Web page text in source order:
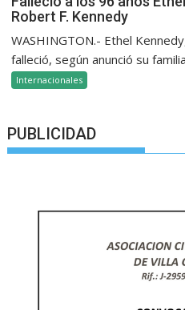
Robert F. Kennedy
WASHINGTON.- Ethel
falleció, según anunció su
Internacionales
PUBLICIDAD